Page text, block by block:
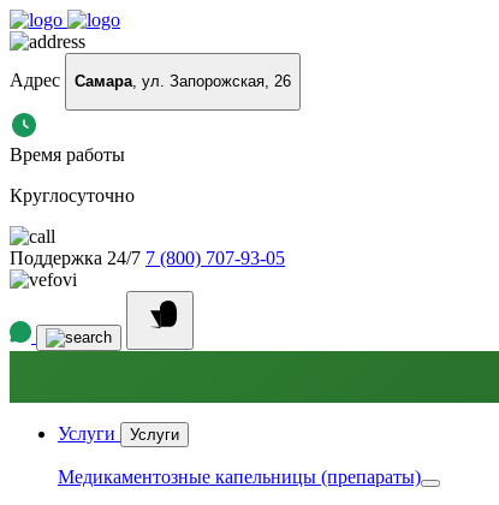
Адрес Самара, ул. Запорожская, 26
Время работы
Круглосуточно
Поддержка 24/7 7 (800) 707-93-05
Услуги Услуги
Медикаментозные капельницы (препараты)